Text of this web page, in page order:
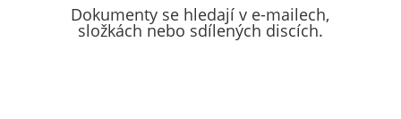
Dokumenty se hledají v e-mailech,
složkách nebo sdílených discích.